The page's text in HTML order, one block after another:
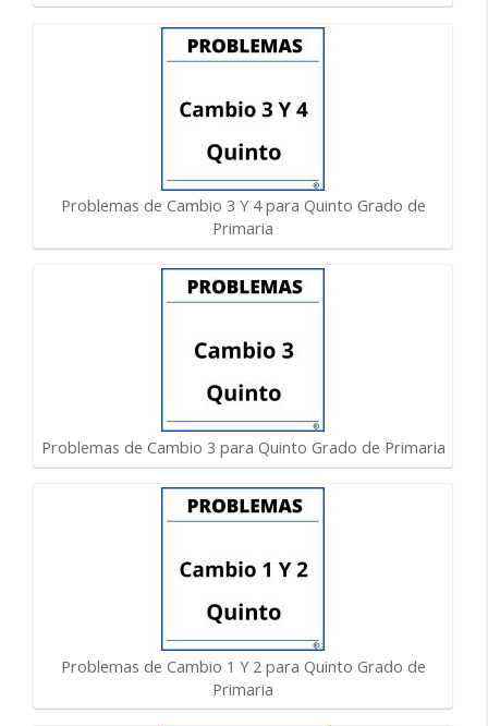
Problemas de Cambio 3 Y 4 para Quinto Grado de
Primaria
Problemas de Cambio 3 para Quinto Grado de Primaria
Problemas de Cambio 1 Y 2 para Quinto Grado de
Primaria